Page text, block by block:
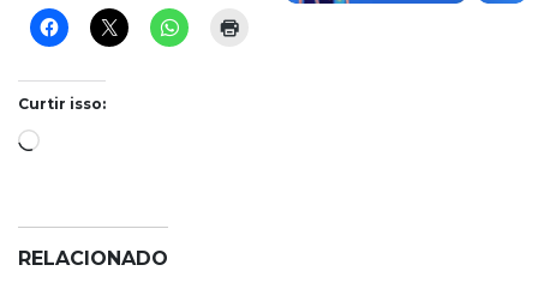
Curtir isso:
Carregando...
RELACIONADO